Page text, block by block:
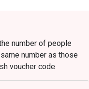
number of people
number as those
voucher code
to eatigo